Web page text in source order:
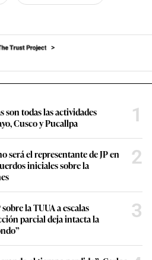
será el representante de JP en
iniciales sobre la
la TUUA a escalas
parcial deja intacta la
3
el tiempo perdido”: Carlos
2019, sobre los retos a un año
preocupado el Gobierno
4
Azul: Las razones detrás de la
de la Av. Arequipa por parte 5